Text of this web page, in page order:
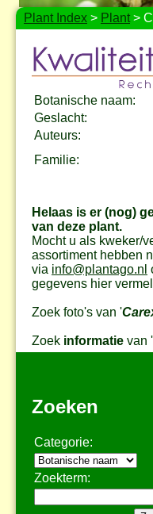
Plant Index > Plant>
Botanische naam:
Geslacht:
Auteurs:
Familie:
Helaas is er (nog)
van deze plant.
Mocht u als kweker/
assortiment hebben
via info@plantago.nl
gegevens hier
Zoek foto's van '
Zoek informatie van '
Zoeken
Categorie:
Zoekterm: